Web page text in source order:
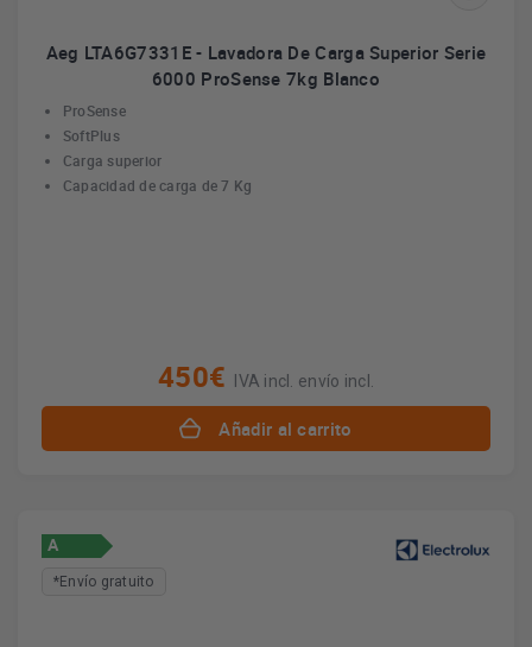
Aeg LTA6G7331E - Lavadora De Carga Superior Serie
6000 ProSense 7kg Blanco
ProSense
SoftPlus
Carga superior
Capacidad de carga de 7 Kg
450€ IVA incl. envío incl.
Añadir al carrito
A
*Envío gratuito